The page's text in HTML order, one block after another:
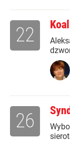
22
26